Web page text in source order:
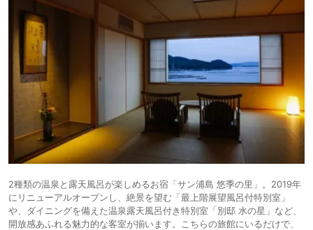
2種類の温泉と露天風呂が楽しめるお宿「サン浦島 悠季の里」。2019年
にリニューアルオープンし、絶景を望む「最上階展望風呂付特別室」
や、ダイニングを備えた温泉露天風呂付き特別室「別邸 水の星」など、
開放感あふれる魅力的な客室が揃います。こちらの旅館にいるだけで、